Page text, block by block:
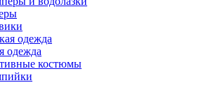
одежда
одежда
костюмы